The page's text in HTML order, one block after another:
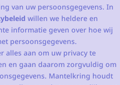
van uw persoonsgegevens. In
willen we heldere en
informatie geven over hoe wij
persoonsgegevens.
alles aan om uw privacy te
en gaan daarom zorgvuldig om
Mantelkring houdt